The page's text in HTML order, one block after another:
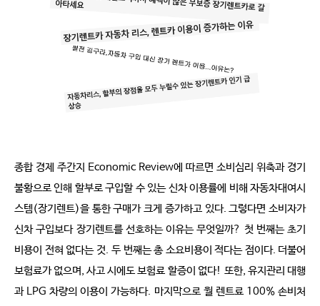
종합 경제 주간지 Economic Review에 따르면 소비심리 위축과 경기
불황으로 인해 할부로 구입할 수 있는 신차 이용률에 비해 자동차대여시
스템(장기렌트)을 통한 구매가 크게 증가하고 있다. 그렇다면 소비자가
신차 구입보다 장기렌트를 선호하는 이유는 무엇일까? 첫 번째는 초기
비용이 전혀 없다는 것. 두 번째는 총 소요비용이 적다는 점이다. 더불어
보험료가 없으며, 사고 시에도 보험료 할증이 없다! 또한, 유지관리 대행
과 LPG 차량의 이용이 가능하다. 마지막으로 월 렌트료 100% 손비처